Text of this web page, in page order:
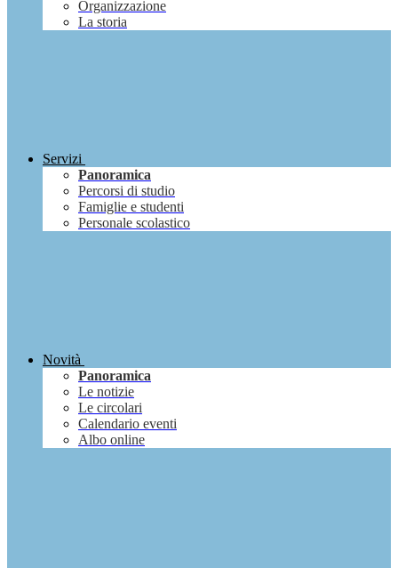
Organizzazione
La storia
Servizi
Panoramica
Percorsi di studio
Famiglie e studenti
Personale scolastico
Novità
Panoramica
Le notizie
Le circolari
Calendario eventi
Albo online